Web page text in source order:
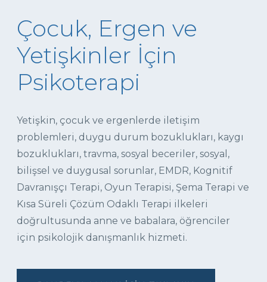
Çocuk, Ergen ve
Yetişkinler İçin
Psikoterapi
Yetişkin, çocuk ve ergenlerde iletişim
problemleri, duygu durum bozuklukları, kaygı
bozuklukları, travma, sosyal beceriler, sosyal,
bilişsel ve duygusal sorunlar, EMDR, Kognitif
Davranışçı Terapi, Oyun Terapisi, Şema Terapi ve
Kısa Süreli Çözüm Odaklı Terapi ilkeleri
doğrultusunda anne ve babalara, öğrenciler
için psikolojik danışmanlık hizmeti.